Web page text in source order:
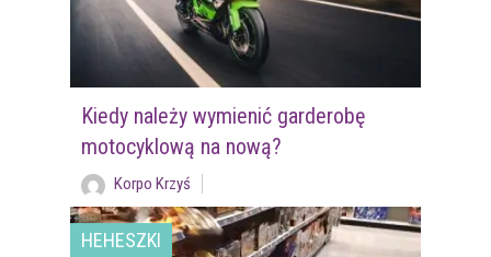
Kiedy należy wymienić garderobę
motocyklową na nową?
Korpo Krzyś
HEHESZKI